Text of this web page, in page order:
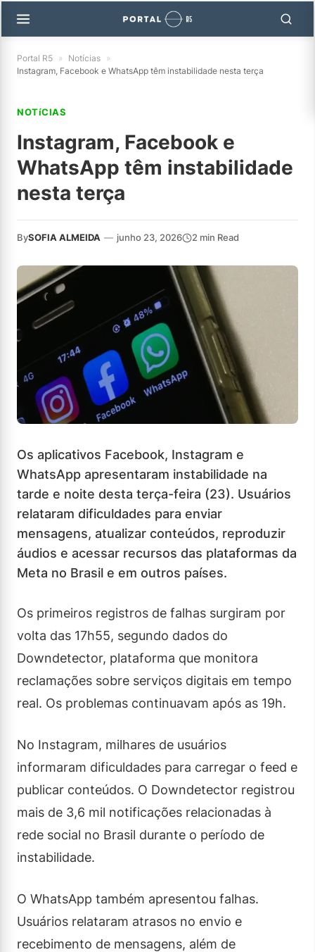
Portal R5 » Notícias »
Instagram, Facebook e WhatsApp têm instabilidade nesta terça
NOTíCIAS
Instagram, Facebook e
WhatsApp têm instabilidade
nesta terça
BySOFIA ALMEIDA — junho 23, 2026 2 min Read
Os aplicativos Facebook, Instagram e
WhatsApp apresentaram instabilidade na
tarde e noite desta terça-feira (23). Usuários
relataram dificuldades para enviar
mensagens, atualizar conteúdos, reproduzir
áudios e acessar recursos das plataformas da
Meta no Brasil e em outros países.
Os primeiros registros de falhas surgiram por
volta das 17h55, segundo dados do
Downdetector, plataforma que monitora
reclamações sobre serviços digitais em tempo
real. Os problemas continuavam após as 19h.
No Instagram, milhares de usuários
informaram dificuldades para carregar o feed e
publicar conteúdos. O Downdetector registrou
mais de 3,6 mil notificações relacionadas à
rede social no Brasil durante o período de
instabilidade.
O WhatsApp também apresentou falhas.
Usuários relataram atrasos no envio e
recebimento de mensagens, além de